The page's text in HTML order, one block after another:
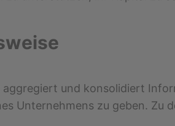
und konsolidiert
Unternehmens zu geben. Zu